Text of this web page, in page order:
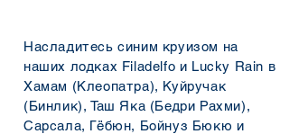
Насладитесь синим круизом на
наших лодках Filadelfo и Lucky Rain в
Хамам (Клеопатра), Куйручак
(Бинлик), Таш Яка (Бедри Рахми),
Сарсала, Гёбюн, Бойнуз Бюкю и